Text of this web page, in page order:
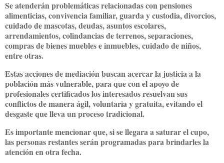
Se atenderán problemáticas relacionadas con pensiones
alimenticias, convivencia familiar, guarda y custodia, divorcios,
cuidado de mascotas, deudas, asuntos escolares,
arrendamientos, colindancias de terrenos, separaciones,
compras de bienes muebles e inmuebles, cuidado de niños,
entre otras.
Estas acciones de mediación buscan acercar la justicia a la
población más vulnerable, para que con el apoyo de
profesionales certificados los interesados resuelvan sus
conflictos de manera ágil, voluntaria y gratuita, evitando el
desgaste que lleva un proceso tradicional.
Es importante mencionar que, si se llegara a saturar el cupo,
las personas restantes serán programadas para brindarles la
atención en otra fecha.